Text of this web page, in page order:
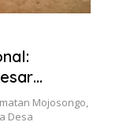
Mojosongo,
Desa